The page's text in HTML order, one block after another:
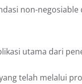
non-negosiable
utama dari
telah melalui